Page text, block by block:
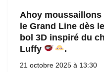
Ahoy moussaillons
le Grand Line dès
bol 3D inspiré du
Luffy
.
21 octobre 2025 à 13:30